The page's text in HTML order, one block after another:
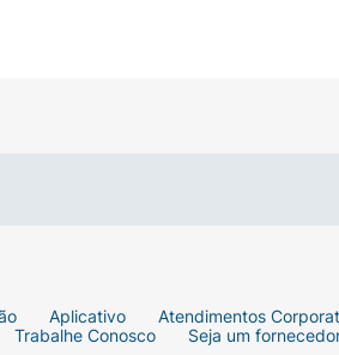
e a integridade do alumínio,
e Plástico (tampa).
Aplicativo Atendimentos
Trabalhe Conosco Seja um